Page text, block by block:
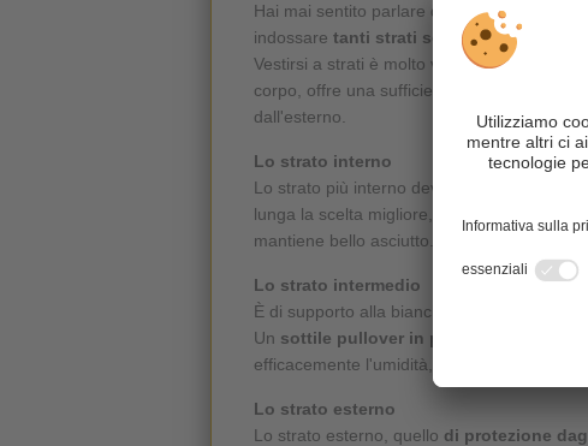
Hai mai sentito parlare del concetto di
indossare tanti strati sottili tra i quali si
Vestirsi a strati è molto vantaggioso,
corpo, offre una sufficiente libertà di
dall'esterno.
Lo strato interno
Lo strato più interno deve assolutamente
lunga la scelta migliore, perché allontana
mantiene bello asciutto.
Lo strato intermedio
È di supporto alla biancheria intima
Un sottile pullover in pile
è la soluzione
efficacemente l'umidità, rimanendo
Lo strato esterno
Lo strato esterno, quello di protezione